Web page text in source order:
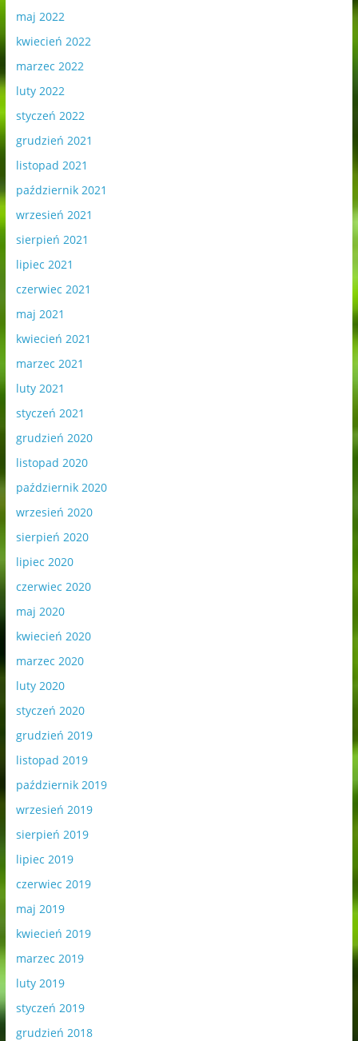
maj 2022
kwiecień 2022
marzec 2022
luty 2022
styczeń 2022
grudzień 2021
listopad 2021
październik 2021
wrzesień 2021
sierpień 2021
lipiec 2021
czerwiec 2021
maj 2021
kwiecień 2021
marzec 2021
luty 2021
styczeń 2021
grudzień 2020
listopad 2020
październik 2020
wrzesień 2020
sierpień 2020
lipiec 2020
czerwiec 2020
maj 2020
kwiecień 2020
marzec 2020
luty 2020
styczeń 2020
grudzień 2019
listopad 2019
październik 2019
wrzesień 2019
sierpień 2019
lipiec 2019
czerwiec 2019
maj 2019
kwiecień 2019
marzec 2019
luty 2019
styczeń 2019
grudzień 2018